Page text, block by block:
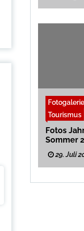
Tourismus
Fotos
Sommer
29. Juli